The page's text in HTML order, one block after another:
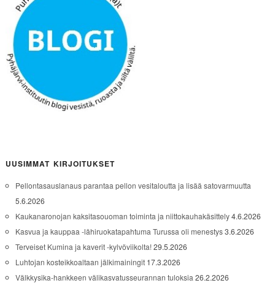
UUSIMMAT KIRJOITUKSET
Pellontasauslanaus parantaa pellon vesitaloutta ja lisää satovarmuutta
5.6.2026
Kaukanaronojan kaksitasouoman toiminta ja niittokauhakäsittely4.6.2026
Kasvua ja kauppaa -lähiruokatapahtuma Turussa oli menestys3.6.2026
Terveiset Kumina ja kaverit -kylvöviikolta!29.5.2026
Luhtojan kosteikkoaltaan jälkimainingit 17.3.2026
Välkkysika-hankkeen välikasvatusseurannan tuloksia 26.2.2026